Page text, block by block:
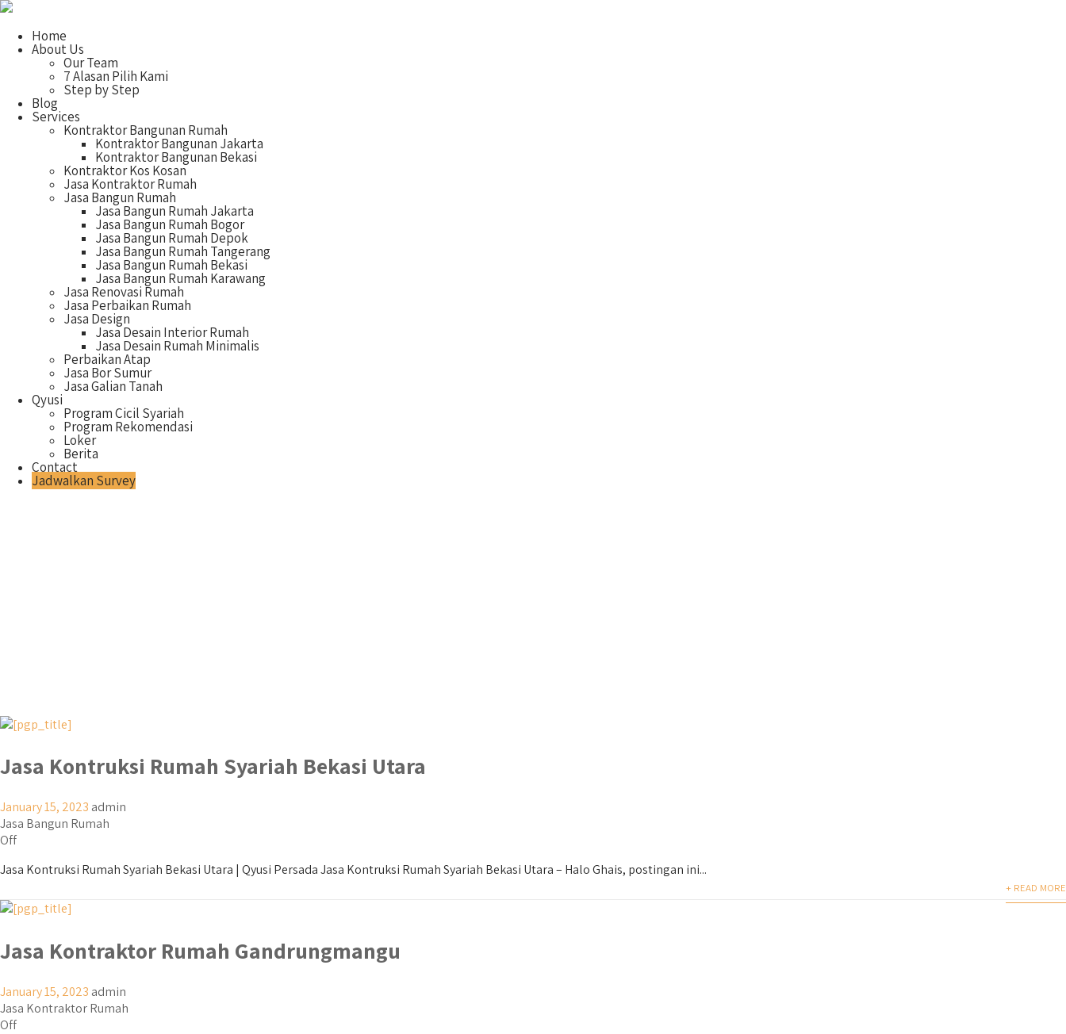
Home
About Us
Our Team
7 Alasan Pilih Kami
Step by Step
Blog
Services
Kontraktor Bangunan Rumah
Kontraktor Bangunan Jakarta
Kontraktor Bangunan Bekasi
Kontraktor Kos Kosan
Jasa Kontraktor Rumah
Jasa Bangun Rumah
Jasa Bangun Rumah Jakarta
Jasa Bangun Rumah Bogor
Jasa Bangun Rumah Depok
Jasa Bangun Rumah Tangerang
Jasa Bangun Rumah Bekasi
Jasa Bangun Rumah Karawang
Jasa Renovasi Rumah
Jasa Perbaikan Rumah
Jasa Design
Jasa Desain Interior Rumah
Jasa Desain Rumah Minimalis
Perbaikan Atap
Jasa Bor Sumur
Jasa Galian Tanah
Qyusi
Program Cicil Syariah
Program Rekomendasi
Loker
Berita
Contact
Jadwalkan Survey
Jasa Kontruksi Rumah Syariah Bekasi Utara
January 15, 2023 admin
Jasa Bangun Rumah
Off
Jasa Kontruksi Rumah Syariah Bekasi Utara | Qyusi Persada Jasa Kontruksi Rumah Syariah Bekasi Utara – Halo Ghais, postingan ini...
+ READ MORE
Jasa Kontraktor Rumah Gandrungmangu
January 15, 2023 admin
Jasa Kontraktor Rumah
Off